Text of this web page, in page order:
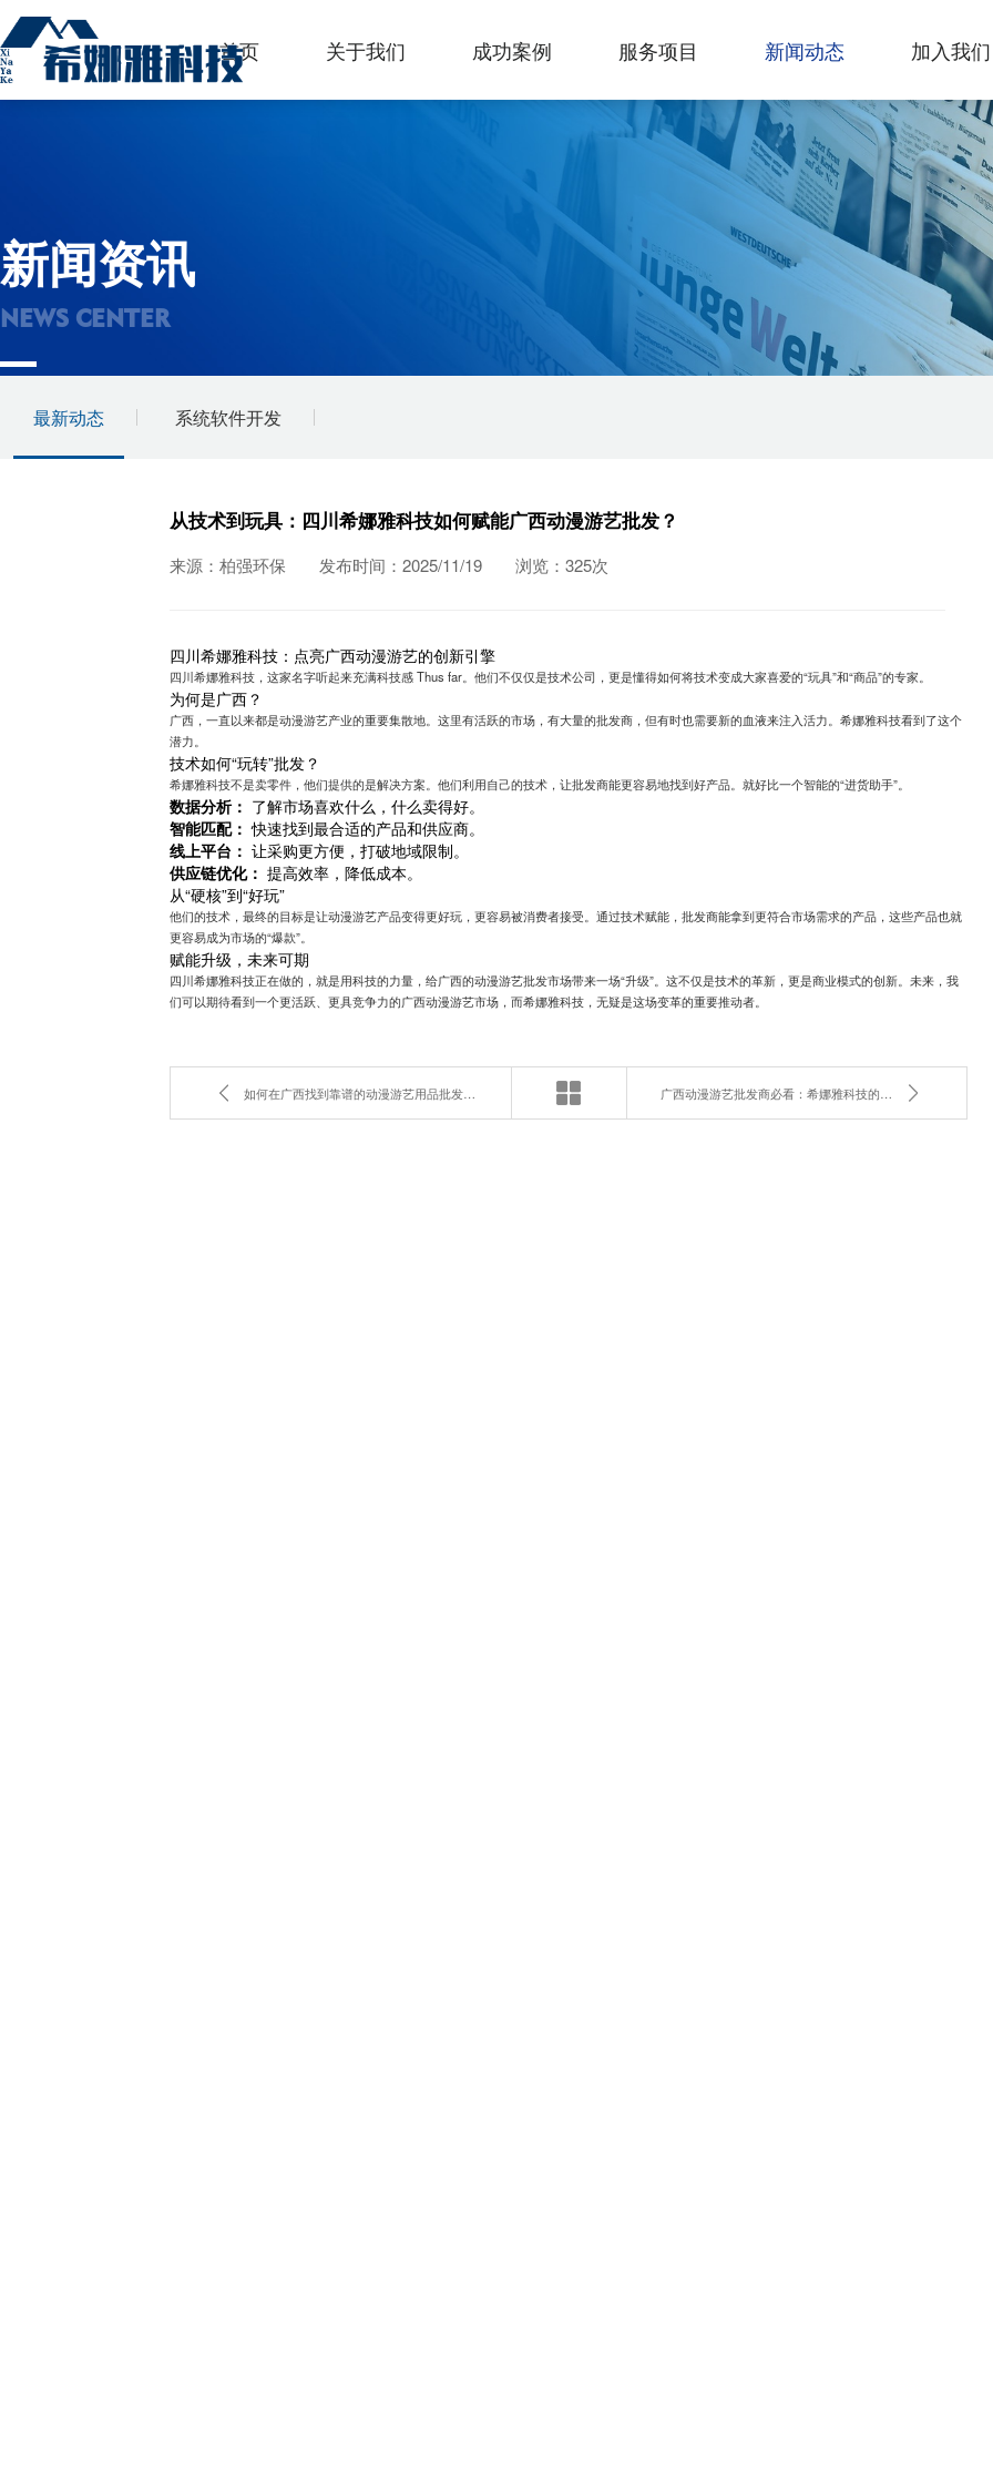
首页 关于我们 成功案例 服务项目 新闻动态 加入我们
新闻资讯
NEWS CENTER
最新动态 系统软件开发
从技术到玩具：四川希娜雅科技如何赋能广西动漫游艺批发？
来源：柏强环保 发布时间：2025/11/19 浏览：325次
四川希娜雅科技：点亮广西动漫游艺的创新引擎
四川希娜雅科技，这家名字听起来充满科技感 Thus far。他们不仅仅是技术公司，更是懂得如何将技术变成大家喜爱的“玩具”和“商品”的专家。
为何是广西？
广西，一直以来都是动漫游艺产业的重要集散地。这里有活跃的市场，有大量的批发商，但有时也需要新的血液来注入活力。希娜雅科技看到了这个
潜力。
技术如何“玩转”批发？
希娜雅科技不是卖零件，他们提供的是解决方案。他们利用自己的技术，让批发商能更容易地找到好产品。就好比一个智能的“进货助手”。
数据分析： 了解市场喜欢什么，什么卖得好。
智能匹配： 快速找到最合适的产品和供应商。
线上平台： 让采购更方便，打破地域限制。
供应链优化： 提高效率，降低成本。
从“硬核”到“好玩”
他们的技术，最终的目标是让动漫游艺产品变得更好玩，更容易被消费者接受。通过技术赋能，批发商能拿到更符合市场需求的产品，这些产品也就
更容易成为市场的“爆款”。
赋能升级，未来可期
四川希娜雅科技正在做的，就是用科技的力量，给广西的动漫游艺批发市场带来一场“升级”。这不仅是技术的革新，更是商业模式的创新。未来，我
们可以期待看到一个更活跃、更具竞争力的广西动漫游艺市场，而希娜雅科技，无疑是这场变革的重要推动者。
如何在广西找到靠谱的动漫游艺用品批发商？ 广西动漫游艺批发商必看：希娜雅科技的独家优势